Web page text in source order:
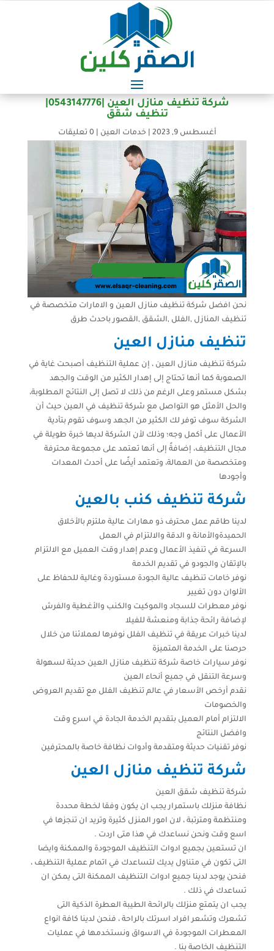
تنظيف شقق
أغسطس 9, 2023 خدمات العين |0 تعليقات
نحن افضل شركة تنظيف منازل العين و الامارات متخصصة في
تنظيف المنازل ,الفلل ,الشقق ,القصور باحدث طرق
تنظيف منازل العين
شركة تنظيف منازل العين ، إن عملية التنظيف أصبحت غاية في
الصعوبة كما أنها تحتاج إلى إهدار الكثير من الوقت والجهد
بشكل مستمر وعلى الرغم من ذلك لا تصل إلى النتائج المطلوبة،
والحل الأمثل هو التواصل مع شركة تنظيف في العين حيث أن
الشركة سوف توفر لك الكثير من الجهد وسوف تقوم بتأدية
الأعمال على أكمل وجه؛ وذلك لأن الشركة لديها خبرة طويلة في
مجال التنظيف، إضافةً إلى أنها تعتمد على مجموعة محترفة
ومتخصصة من العمالة، وتعتمد أيضًا على أحدث المعدات
وأجودها
شركة تنظيف كنب بالعين
لدينا طاقم عمل محترف ذو مهارات عالية ملتزم بالأخلاق
الحميدةوالأمانة و الدقة والالتزام في العمل
السرعة في تنفيذ الأعمال وعدم إهدار وقت العميل مع الالتزام
بالإتقان والجودو في تقديم الخدمة
نوفر خامات تنظيف عالية الجودة مستوردة وغالية للحفاظ على
الألوان دون تغيير
نوفر معطرات للسجاد والموكيت والكنب والأغطية والفرش
لإضافة رائحة جذابة ومنعشة للفيلا
لدينا خبرات عريقة في تنظيف الفلل نوفرها لعملائنا من خلال
حرصنا على الخدمة المتميزة
نوفر سيارات خاصة شركة تنظيف منازل العين حديثة لسهولة
وسرعة التنقل في جميع أنحاء العين
نقدم أرخص الأسعار في عالم تنظيف الفلل مع تقديم العروض
والخصومات
الالتزام أمام العميل بتقديم الخدمة الجادة في اسرع وقت
وافضل النتائج
نوفر تقنيات حديثة ومتقدمة وأدوات نظافة خاصة بالمحترفين
شركة تنظيف منازل العين
شركة تنظيف شقق العين
نظافة منزلك باستمرار يجب ان يكون وفقا لخطة محددة
ومنتظمة ومترتبة ، لان امور المنزل كثيرة وتريد ان تنجزها في
اسع وقت ونحن نساعدك في هذا متى اردت .
ان تستعين بجميع ادوات التنظيف الموجودة والممكنة وايضا
التى تكون في متناول يديك لتساعدك في اتمام عملية التنظيف ،
فنحن يوجد لدينا جميع ادوات التنظيف الممكنة التى يمكن ان
تساعدك في ذلك .
يجب ان يتمتع منزلك بالرائحة الطيبة العطرة الذكية التى
تشعرك وتشعر افراد اسرتك بالراحة ، فنحن لدينا كافة انواع
المعطرات الموجودة في الاسواق ونستخدمها في عمليات
التنظيف الخاصة بنا .